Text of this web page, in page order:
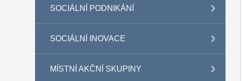
SOCIÁLNÍ PODNIKÁNÍ
SOCIÁLNÍ INOVACE
MÍSTNÍ AKČNÍ SKUPINY